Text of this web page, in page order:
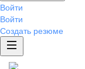
Войти
Войти
Создать резюме